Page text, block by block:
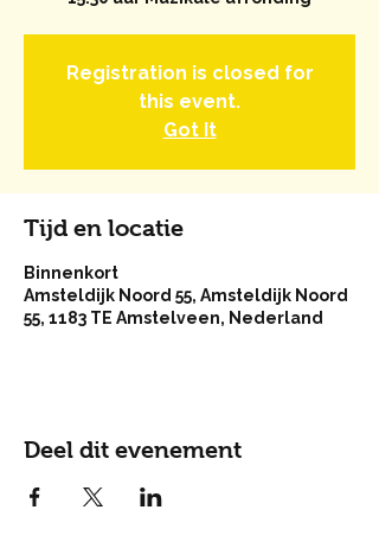
Registration is closed for
this event.
Got It
Tijd en locatie
Binnenkort
Amsteldijk Noord 55, Amsteldijk Noord
55, 1183 TE Amstelveen, Nederland
Deel dit evenement